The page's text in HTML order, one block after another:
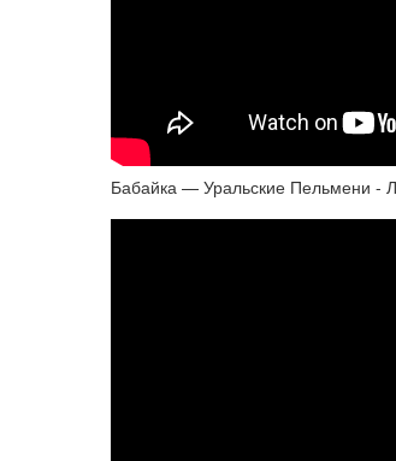
Бабайка — Уральские Пельмени -